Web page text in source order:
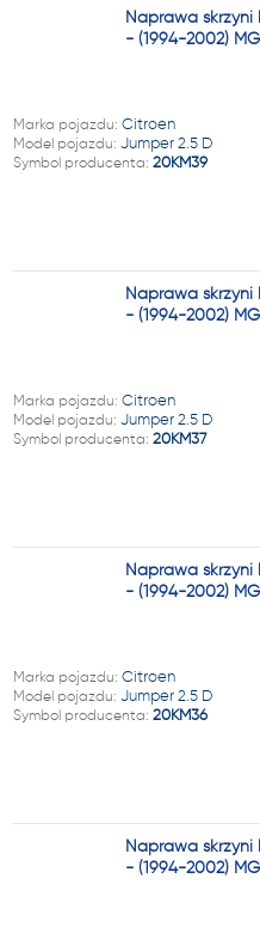
Naprawa
- (1994-2002)
Marka pojazdu: Citroen
Model pojazdu: Jumper 2.5 D
Symbol producenta: 20KM39
Naprawa
- (1994-2002)
Marka pojazdu: Citroen
Model pojazdu: Jumper 2.5 D
Symbol producenta: 20KM37
Naprawa
- (1994-2002)
Marka pojazdu: Citroen
Model pojazdu: Jumper 2.5 D
Symbol producenta: 20KM36
Naprawa
- (1994-2002)